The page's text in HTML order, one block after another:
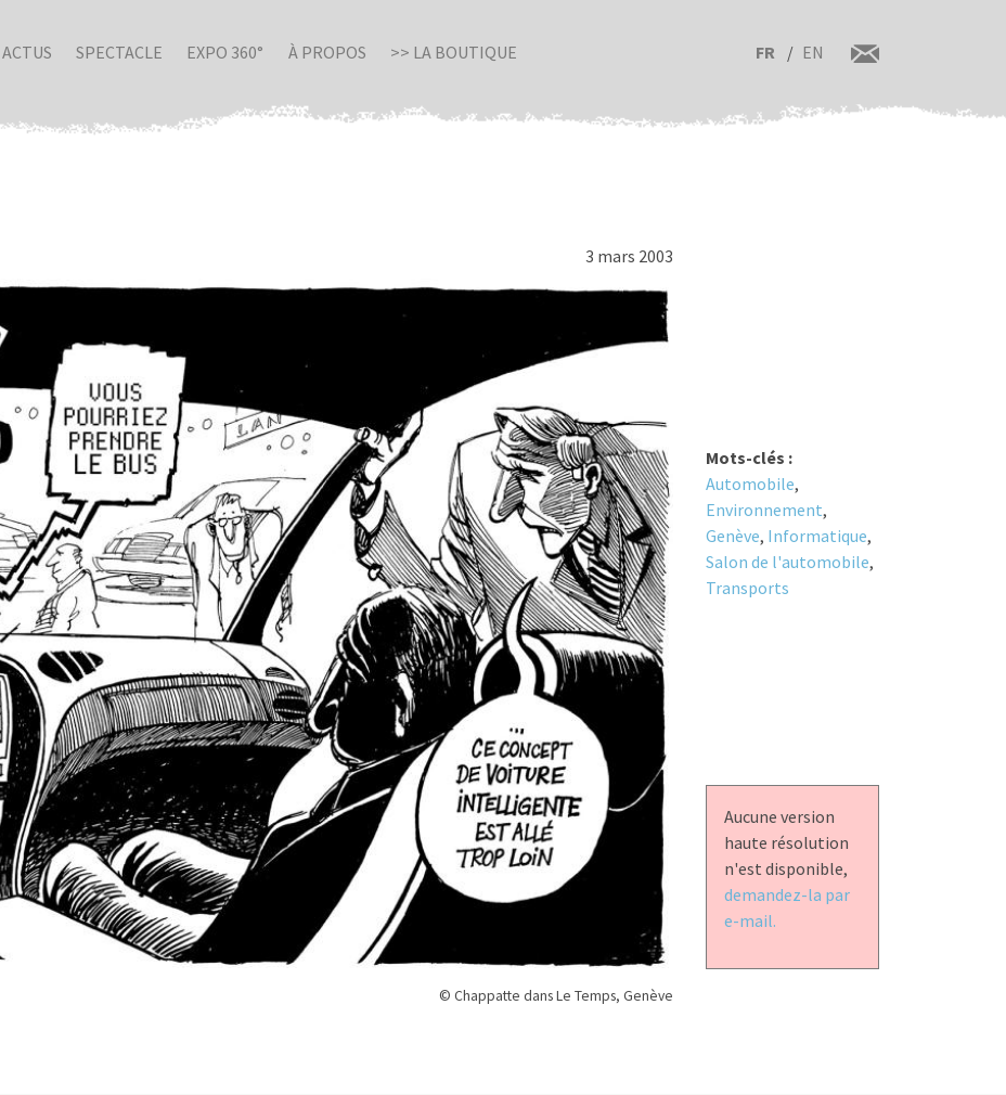
ACTUS SPECTACLE EXPO 360° À PROPOS >> LA BOUTIQUE FR EN
3 mars 2003
© Chappatte dans Le Temps, Genève
Mots-clés :
Automobile,
Environnement,
Genève, Informatique,
Salon de l'automobile,
Transports
Aucune version
haute résolution
n'est disponible,
demandez-la par
e-mail.